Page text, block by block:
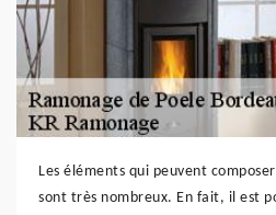
Les éléments qui peuvent
sont très nombreux. En fait, il est